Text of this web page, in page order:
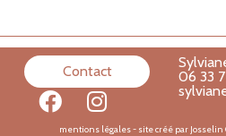
Contact
06 33
mentions légales- site créé par Josselin